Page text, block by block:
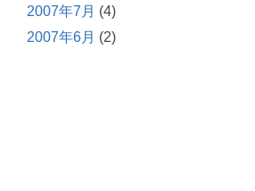
2007年7月 (4)
2007年6月 (2)